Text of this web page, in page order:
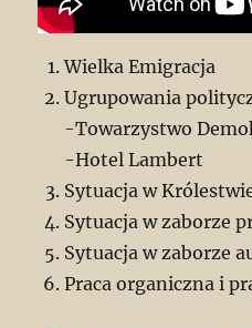
Wielka Emigracja
Ugrupowania
-Towarzystwo
-Hotel Lambert
Sytuacja w
Sytuacja w zaborze
Sytuacja w zaborze
Praca organiczna i